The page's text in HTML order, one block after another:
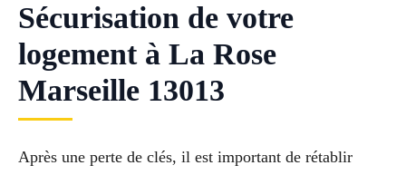
Sécurisation de votre
logement à La Rose
Marseille 13013
Après une perte de clés, il est important de rétablir